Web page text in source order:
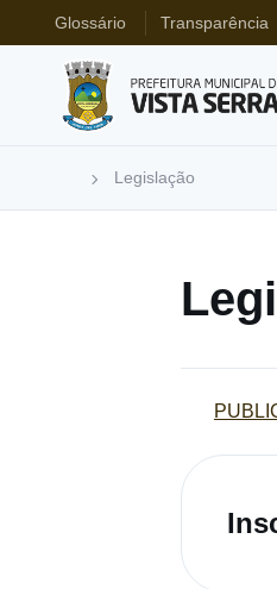
Glossário Transparência
Legislação